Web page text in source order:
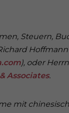
Steuern,
Hoffmann
), oder
Associates.
mit